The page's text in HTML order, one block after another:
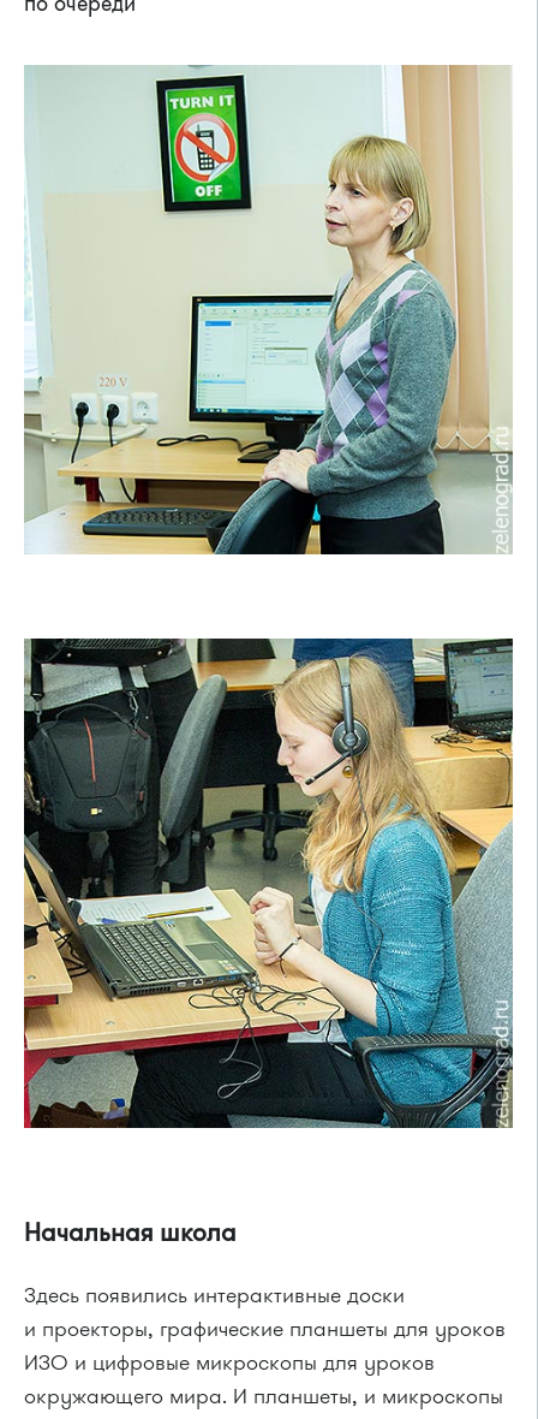
Начальная школа
Здесь появились интерактивные доски
и проекторы, графические планшеты для уроков
ИЗО и цифровые микроскопы для уроков
окружающего мира. И планшеты, и микроскопы